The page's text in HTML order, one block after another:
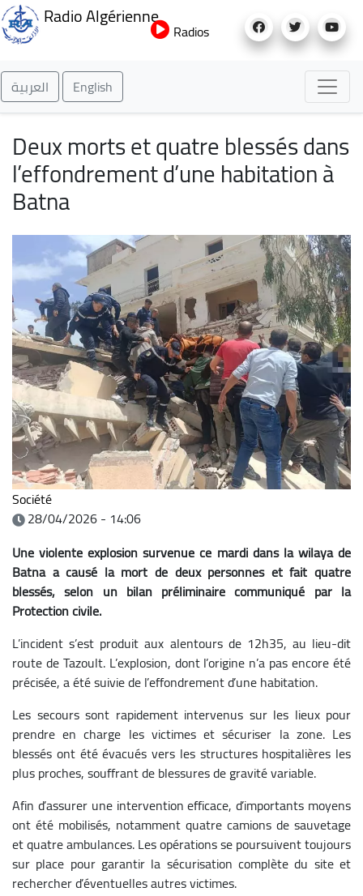
au
Radio Algérienne
Radios
العربية English
Deux morts et quatre blessés dans
l’effondrement d’une habitation à
Batna
Société
28/04/2026 - 14:06
Une violente explosion survenue ce mardi dans la wilaya de
Batna a causé la mort de deux personnes et fait quatre
blessés, selon un bilan préliminaire communiqué par la
Protection civile.
L’incident s’est produit aux alentours de 12h35, au lieu-dit
route de Tazoult. L’explosion, dont l’origine n’a pas encore été
précisée, a été suivie de l’effondrement d’une habitation.
Les secours sont rapidement intervenus sur les lieux pour
prendre en charge les victimes et sécuriser la zone. Les
blessés ont été évacués vers les structures hospitalières les
plus proches, souffrant de blessures de gravité variable.
Afin d’assurer une intervention efficace, d’importants moyens
ont été mobilisés, notamment quatre camions de sauvetage
et quatre ambulances. Les opérations se poursuivent toujours
sur place pour garantir la sécurisation complète du site et
rechercher d’éventuelles autres victimes.